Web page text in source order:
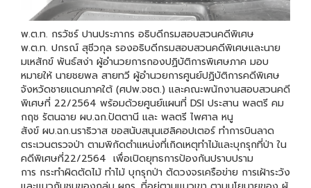
พ.ต.ท. กรวัชร์ ปานประภากร อธิบดีกรมสอบสวนคดีพิเศษ
พ.ต.ท. ปกรณ์ สุชีวกุล รองอธิบดีกรมสอบสวนคดีพิเศษและนาย
มเหสักข์ พันธ์สง่า ผู้อำนวยการกองปฏิบัติการพิเศษภาค มอบ
หมายให้ นายชยพล สายทวี ผู้อำนวยการศูนย์ปฏิบัติการคดีพิเศษ
จังหวัดชายแดนภาคใต้ (ศปพ.จชต.) และคณะพนักงานสอบสวนคดี
พิเศษที่ 22/2564 พร้อมด้วยศูนย์แผนที่ DSI ประสาน พลตรี คม
กฤช รัตนฉาย ผบ.ฉก.ปัตตานี และ พลตรี ไพศาล หนู
สังข์ ผบ.ฉก.นราธิวาส ขอสนับสนุนเฮลิคอปเตอร์ ทำการบินลาด
ตระเวนตรวจป่า ตามพิกัดตำแหน่งที่เกิดเหตุทำไม้และบุกรุกที่ป่า ใน
คดีพิเศษที่22/2564 เพื่อเปิดยุทธการป้องกันปราบปราม
การ กระทำผิดตัดไม้ ทำไม้ บุกรุกป่า ตัดวงจรเครือข่าย การเฝ้าระวัง